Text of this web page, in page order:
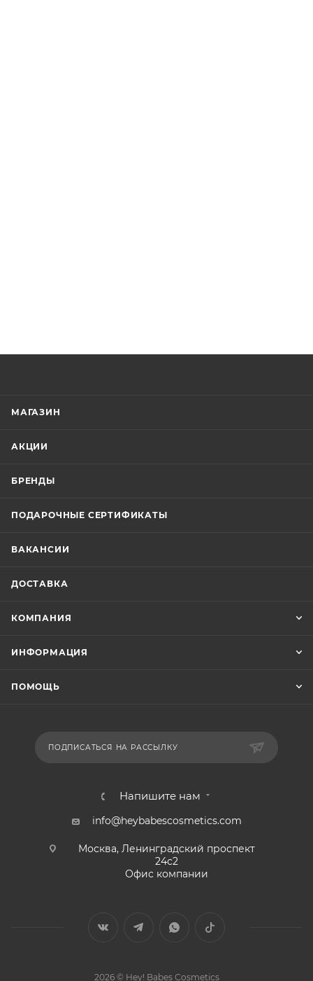
МАГАЗИН
АКЦИИ
БРЕНДЫ
ПОДАРОЧНЫЕ СЕРТИФИКАТЫ
ВАКАНСИИ
ДОСТАВКА
КОМПАНИЯ
ИНФОРМАЦИЯ
ПОМОЩЬ
ПОДПИСАТЬСЯ НА РАССЫЛКУ
Напишите нам
info@heybabescosmetics.com
Москва, Ленинградский проспект
24с2
Офис компании
2026 © Hey! Babes Cosmetics